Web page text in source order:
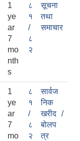
1
ye
ar
7
mo
nth
s
८
१
/
८
२
सूचना
तथा
समाचार
1
ye
ar
7
mo
८
१
/
८
२
सार्वज
निक
खरीद /
बोलप
त्र